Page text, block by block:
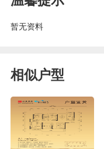
暂无资料
相似户型